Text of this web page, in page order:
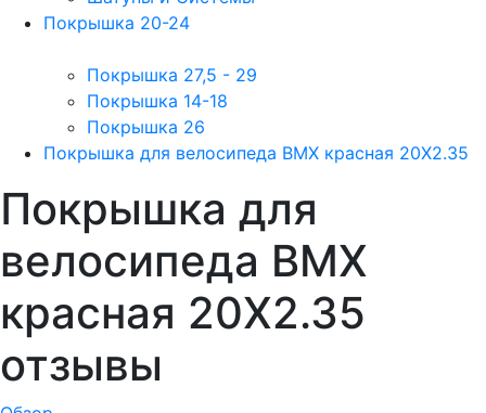
Покрышка 20-24
Покрышка 27,5 - 29
Покрышка 14-18
Покрышка 26
Покрышка для велосипеда BMX красная 20X2.35
Покрышка для
велосипеда BMX
красная 20X2.35
отзывы